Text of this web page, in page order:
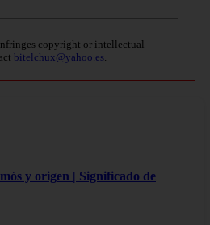
copyright or intellectual
bitelchux@yahoo.es
y origen | Significado de